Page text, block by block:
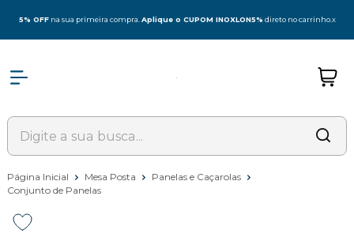
5% OFF na sua primeira compra.Aplique o CUPOM INOXLON5% direto no carrinho.x
Página Inicial Mesa Posta
Panelas e Caçarolas
Conjunto de Panelas